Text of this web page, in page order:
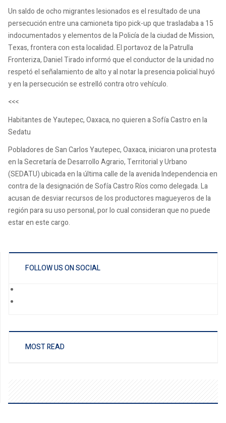
Un saldo de ocho migrantes lesionados es el resultado de una
persecución entre una camioneta tipo pick-up que trasladaba a 15
indocumentados y elementos de la Policía de la ciudad de Mission,
Texas, frontera con esta localidad. El portavoz de la Patrulla
Fronteriza, Daniel Tirado informó que el conductor de la unidad no
respetó el señalamiento de alto y al notar la presencia policial huyó
y en la persecución se estrelló contra otro vehículo.
<<<
Habitantes de Yautepec, Oaxaca, no quieren a Sofía Castro en la
Sedatu
Pobladores de San Carlos Yautepec, Oaxaca, iniciaron una protesta
en la Secretaría de Desarrollo Agrario, Territorial y Urbano
(SEDATU) ubicada en la última calle de la avenida Independencia en
contra de la designación de Sofía Castro Ríos como delegada. La
acusan de desviar recursos de los productores magueyeros de la
región para su uso personal, por lo cual consideran que no puede
estar en este cargo.
FOLLOW US ON SOCIAL
MOST READ